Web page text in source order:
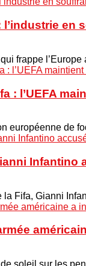
l’industrie en
frappe
: l’UEFA
européenne de
Infantino
la Fifa, Gianni